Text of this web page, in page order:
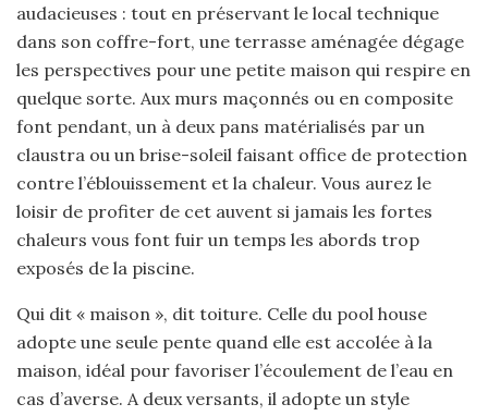
audacieuses : tout en préservant le local technique
dans son coffre-fort, une terrasse aménagée dégage
les perspectives pour une petite maison qui respire en
quelque sorte. Aux murs maçonnés ou en composite
font pendant, un à deux pans matérialisés par un
claustra ou un brise-soleil faisant office de protection
contre l’éblouissement et la chaleur. Vous aurez le
loisir de profiter de cet auvent si jamais les fortes
chaleurs vous font fuir un temps les abords trop
exposés de la piscine.
Qui dit « maison », dit toiture. Celle du pool house
adopte une seule pente quand elle est accolée à la
maison, idéal pour favoriser l’écoulement de l’eau en
cas d’averse. A deux versants, il adopte un style